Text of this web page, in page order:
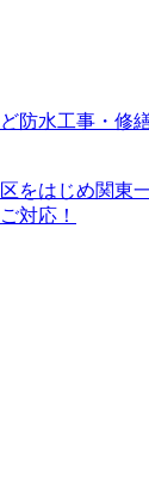
をはじめ関東
対応！